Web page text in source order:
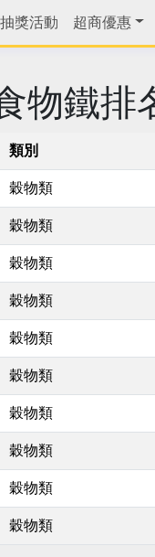
抽獎活動 超商優惠
物鐵排
類別
穀物類
穀物類
穀物類
穀物類
穀物類
穀物類
穀物類
穀物類
穀物類
穀物類